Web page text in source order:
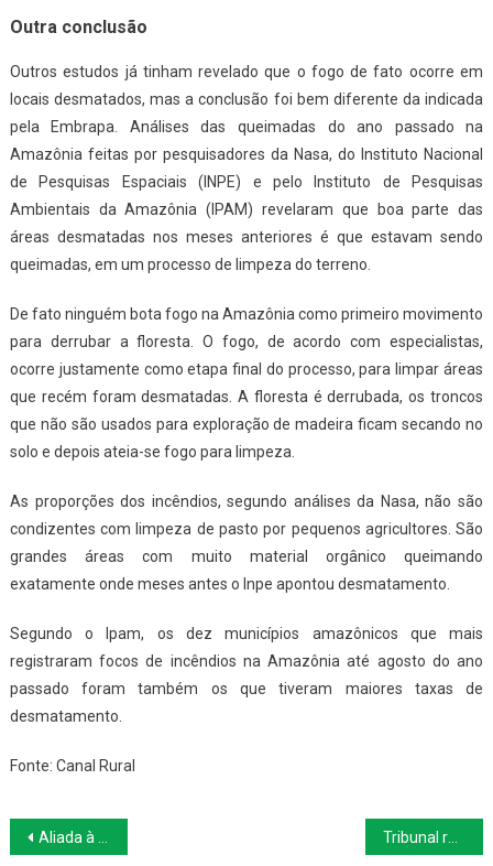
Outra conclusão
Outros estudos já tinham revelado que o fogo de fato ocorre em
locais desmatados, mas a conclusão foi bem diferente da indicada
pela Embrapa. Análises das queimadas do ano passado na
Amazônia feitas por pesquisadores da Nasa, do Instituto Nacional
de Pesquisas Espaciais (INPE) e pelo Instituto de Pesquisas
Ambientais da Amazônia (IPAM) revelaram que boa parte das
áreas desmatadas nos meses anteriores é que estavam sendo
queimadas, em um processo de limpeza do terreno.
De fato ninguém bota fogo na Amazônia como primeiro movimento
para derrubar a floresta. O fogo, de acordo com especialistas,
ocorre justamente como etapa final do processo, para limpar áreas
que recém foram desmatadas. A floresta é derrubada, os troncos
que não são usados para exploração de madeira ficam secando no
solo e depois ateia-se fogo para limpeza.
As proporções dos incêndios, segundo análises da Nasa, não são
condizentes com limpeza de pasto por pequenos agricultores. São
grandes áreas com muito material orgânico queimando
exatamente onde meses antes o Inpe apontou desmatamento.
Segundo o Ipam, os dez municípios amazônicos que mais
registraram focos de incêndios na Amazônia até agosto do ano
passado foram também os que tiveram maiores taxas de
desmatamento.
Fonte: Canal Rural
Navegação
Aliada à Embrapa, Bayer recompensará práticas agrícolas sustentáveis Tribunal reforma decisão que prejudicou Chapa 3